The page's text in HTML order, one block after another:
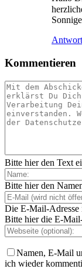
Antwort
Kommentieren
Bitte hier den Text
Bitte hier den
Die E-Mail-Adresse
Bitte hier die E-
Namen, E-Mail
ich wieder